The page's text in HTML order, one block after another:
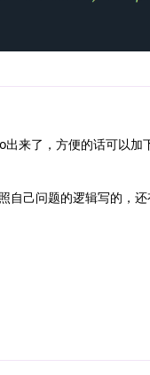
来了，方便的话可以
自己问题的逻辑写的，